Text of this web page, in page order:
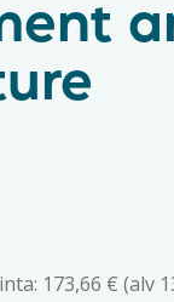
173,66 € (alv